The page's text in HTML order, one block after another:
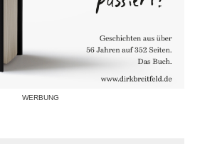
WERBUNG